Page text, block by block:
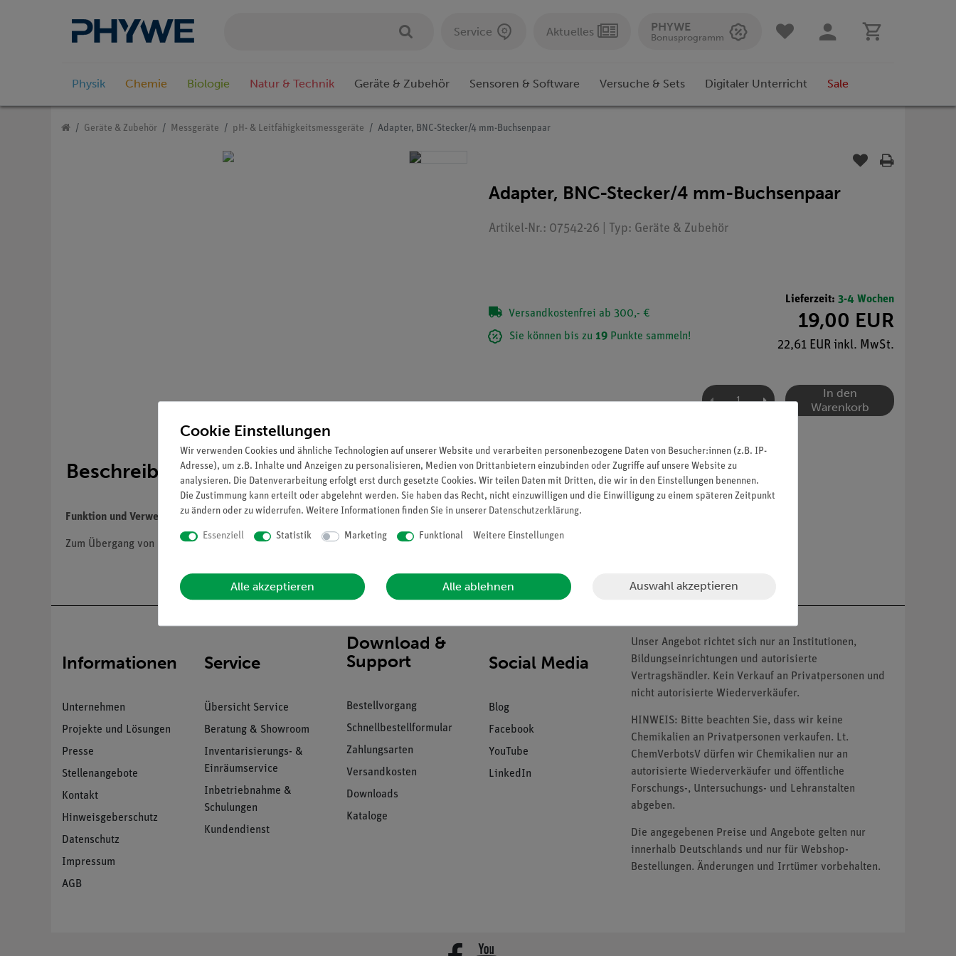
Service Aktuelles PHYWE
Bonusprogramm
Physik Chemie Biologie Natur & Technik Geräte & Zubehör Sensoren & Software Versuche & Sets Digitaler Unterricht Sale
Geräte & Zubehör Messgeräte pH- & Leitfähigkeitsmessgeräte Adapter, BNC-Stecker/4 mm-Buchsenpaar
Adapter, BNC-Stecker/4 mm-Buchsenpaar
Artikel-Nr.: 07542-26 | Typ: Geräte & Zubehör
Versandkostenfrei ab 300,- €
Sie können bis zu 19 Punkte sammeln!
Lieferzeit: 3-4 Wochen
19,00 EUR
22,61 EUR inkl. MwSt.
In den
Warenkorb
Beschreibung
Funktion und Verwendung
Zum Übergang von BNC-Buchsen auf 4-mm-Stecker.
Informationen
Unternehmen
Projekte und Lösungen
Presse
Stellenangebote
Kontakt
Hinweisgeberschutz
Datenschutz
Impressum
AGB
Service
Übersicht Service
Beratung & Showroom
Inventarisierungs- &
Einräumservice
Inbetriebnahme &
Schulungen
Kundendienst
Download &
Support
Bestellvorgang
Schnellbestellformular
Zahlungsarten
Versandkosten
Downloads
Kataloge
Social Media
Blog
Facebook
YouTube
LinkedIn
Unser Angebot richtet sich nur an Institutionen,
Bildungseinrichtungen und autorisierte
Vertragshändler. Kein Verkauf an Privatpersonen und
nicht autorisierte Wiederverkäufer.
HINWEIS: Bitte beachten Sie, dass wir keine
Chemikalien an Privatpersonen verkaufen. Lt.
ChemVerbotsV dürfen wir Chemikalien nur an
autorisierte Wiederverkäufer und öffentliche
Forschungs-, Untersuchungs- und Lehranstalten
abgeben.
Die angegebenen Preise und Angebote gelten nur
innerhalb Deutschlands und nur für Webshop-
Bestellungen. Änderungen und Irrtümer vorbehalten.
Cookie Einstellungen
Wir verwenden Cookies und ähnliche Technologien auf unserer Website und verarbeiten personenbezogene Daten von Besucher:innen (z.B. IP-
Adresse), um z.B. Inhalte und Anzeigen zu personalisieren, Medien von Drittanbietern einzubinden oder Zugriffe auf unsere Website zu
analysieren. Die Datenverarbeitung erfolgt erst durch gesetzte Cookies. Wir teilen Daten mit Dritten, die wir in den Einstellungen benennen.
Die Zustimmung kann erteilt oder abgelehnt werden. Sie haben das Recht, nicht einzuwilligen und die Einwilligung zu einem späteren Zeitpunkt
zu ändern oder zu widerrufen. Weitere Informationen finden Sie in unserer Daten­schutz­erklärung.
Essenziell Statistik Marketing Funktional Weitere Einstellungen
Alle akzeptieren Alle ablehnen Auswahl akzeptieren